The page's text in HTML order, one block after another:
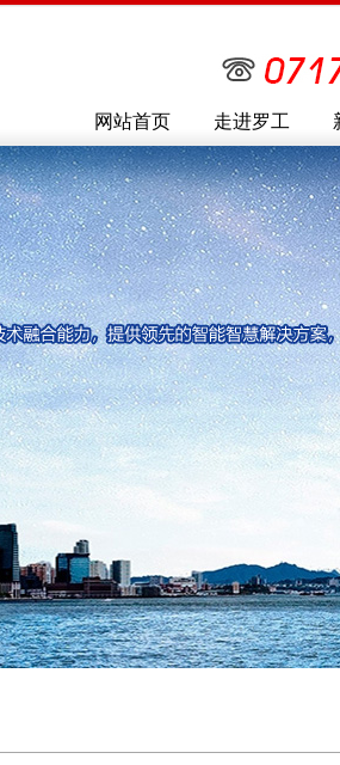
网站首页 走进罗工